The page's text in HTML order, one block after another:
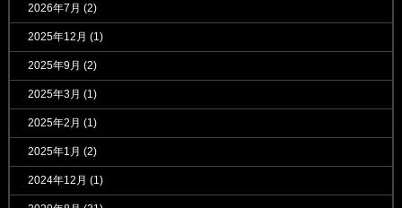
2026年7月 (2)
2025年12月 (1)
2025年9月 (2)
2025年3月 (1)
2025年2月 (1)
2025年1月 (2)
2024年12月 (1)